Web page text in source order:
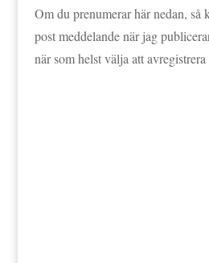
Om du prenumerar här nedan, så
post meddelande när jag
när som helst välja att